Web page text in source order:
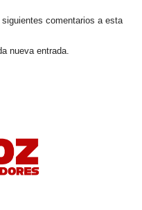
comentarios a esta
nueva entrada.